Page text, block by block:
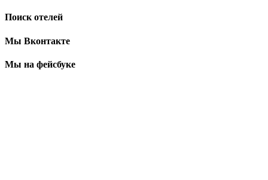
Поиск отелей
Мы Вконтакте
Мы на фейсбуке